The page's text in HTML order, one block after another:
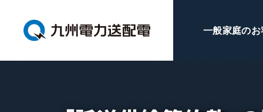
一般家庭のお